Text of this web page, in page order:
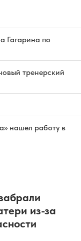
Гагарина по
тренерский
нашел работу в
из-за